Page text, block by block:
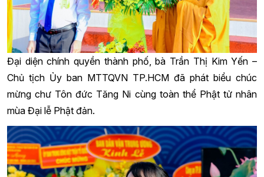
Đại diện chính quyền thành phố, bà Trần Thị Kim Yến –
Chủ tịch Ủy ban MTTQVN TP.HCM đã phát biểu chúc
mừng chư Tôn đức Tăng Ni cùng toàn thể Phật tử nhân
mùa Đại lễ Phật đản.